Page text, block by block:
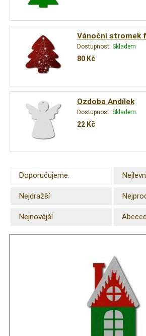
Vánoční stromek
Dostupnost: Skladem
80 Kč
Ozdoba Andílek
Dostupnost: Skladem
22 Kč
Doporučujeme.
Nejdražší
Nejnovější